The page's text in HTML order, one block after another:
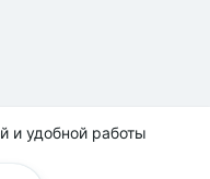
и удобной работы